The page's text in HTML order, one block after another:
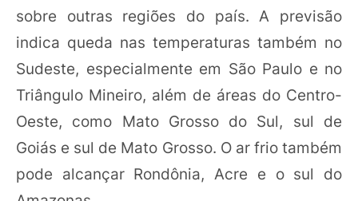
sobre outras regiões do país. A previsão
indica queda nas temperaturas também no
Sudeste, especialmente em São Paulo e no
Triângulo Mineiro, além de áreas do Centro-
Oeste, como Mato Grosso do Sul, sul de
Goiás e sul de Mato Grosso. O ar frio também
pode alcançar Rondônia, Acre e o sul do